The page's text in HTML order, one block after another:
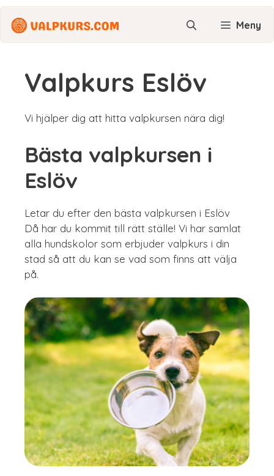
Hoppa
innehåll
Meny
Valpkurs Eslöv
Vi hjälper dig att hitta valpkursen nära dig!
Bästa valpkursen i
Eslöv
Letar du efter den bästa valpkursen i Eslöv
Då har du kommit till rätt ställe! Vi har samlat
alla hundskolor som erbjuder valpkurs i din
stad så att du kan se vad som finns att välja
på.